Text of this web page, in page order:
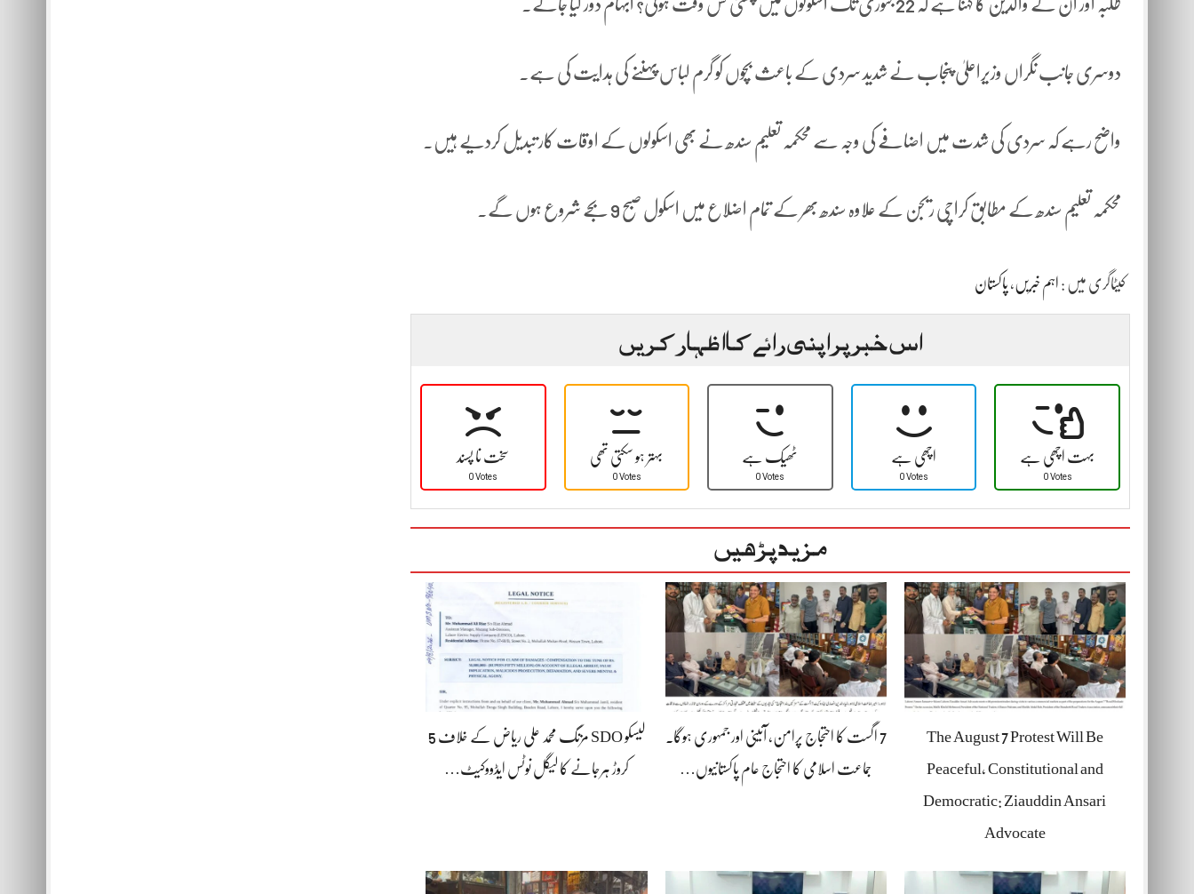
طلبہ اور ان کے والدین کا کہنا ہے کہ 22 جنوری تک اسکولوں میں چھٹی کس وقت ہوگی؟ ابہام دور کیا جائے۔
دوسری جانب نگراں وزیراعلیٰ پنجاب نے شدید سردی کے باعث بچوں کو گرم لباس پہننے کی ہدایت کی ہے۔
واضح رہے کہ سردی کی شدت میں اضافے کی وجہ سے محکمہ تعلیم سندھ نے بھی اسکولوں کے اوقات کار تبدیل کردیے ہیں۔
محکمہ تعلیم سندھ کے مطابق کراچی ریجن کے علاوہ سندھ بھر کے تمام اضلاع میں اسکول صبح 9 بجے شروع ہوں گے۔
کیٹاگری میں : اہم خبریں ، پاکستان
اس خبر پر اپنی رائے کا اظہار کریں
سخت نا پسند
0 Votes
بہتر ہو سکتی تھی
0 Votes
ٹھیک ہے
0 Votes
اچھی ہے
0 Votes
بہت اچھی ہے
0 Votes
مزید پڑھیں
The August 7 Protest Will Be
Peaceful, Constitutional and
Democratic: Ziauddin Ansari
Advocate
7 اگست کا احتجاج پرامن، آئینی اور جمہوری ہوگا۔
جماعت اسلامی کا احتجاج عام پاکستانیوں…
لیسکو SDO مزنگ محمد علی ریاض کے خلاف 5
کروڑ ہرجانے کا لیگل نوٹس ایڈووکیٹ…